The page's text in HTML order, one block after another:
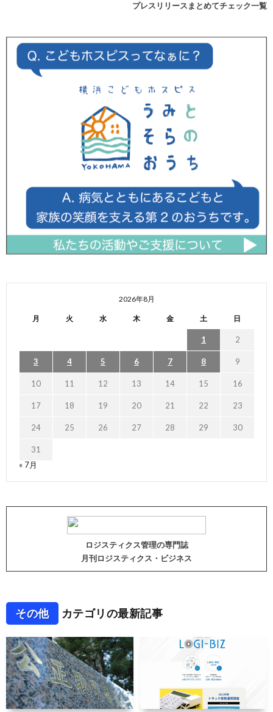
プレスリリースまとめてチェック一覧
2026年8月
月 火 水 木 金 土 日
1 2
3 4 5 6 7 8 9
10 11 12 13 14 15 16
17 18 19 20 21 22 23
24 25 26 27 28 29 30
31
« 7月
ロジスティクス管理の専門誌
月刊ロジスティクス・ビジネス
その他 カテゴリの最新記事